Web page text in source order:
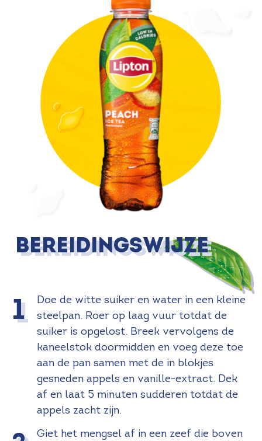
Bereidingswijze
Doe de witte suiker en water in een kleine
steelpan. Roer op laag vuur totdat de
suiker is opgelost. Breek vervolgens de
kaneelstok doormidden en voeg deze toe
aan de pan samen met de in blokjes
gesneden appels en vanille-extract. Dek
af en laat 5 minuten sudderen totdat de
appels zacht zijn.
Giet het mengsel af in een zeef die boven